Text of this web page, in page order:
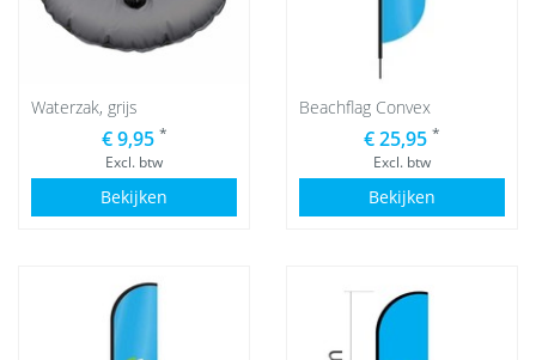
Waterzak, grijs
€ 9,95 *
Excl. btw
Bekijken
Beachflag Convex
€ 25,95 *
Excl. btw
Bekijken